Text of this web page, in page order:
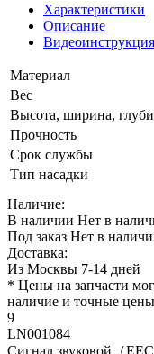
Характеристики
Описание
Видеоинструкция
Материал
Вес
Высота, ширина,
Прочность
Срок службы
Тип насадки
Наличие:
В наличии Нет в
Под заказ Нет в
Доставка:
Из Москвы 7-14 дней
* Цены на запчасти
наличие и точные
9
LN001084
Сигнал звуковой（EEC